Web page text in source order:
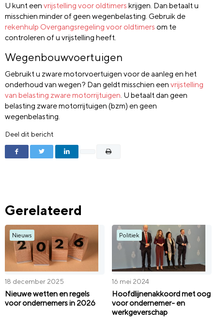
U kunt een vrijstelling voor oldtimers krijgen. Dan betaalt u
misschien minder of geen wegenbelasting. Gebruik de
rekenhulp Overgangsregeling voor oldtimers om te
controleren of u vrijstelling heeft.
Wegenbouwvoertuigen
Gebruikt u zware motorvoertuigen voor de aanleg en het
onderhoud van wegen? Dan geldt misschien een vrijstelling
van belasting zware motorrijtuigen. U betaalt dan geen
belasting zware motorrijtuigen (bzm) en geen
wegenbelasting.
Deel dit bericht
Gerelateerd
Nieuws
18 december 2025
Nieuwe wetten en regels
voor ondernemers in 2026
Politiek
16 mei 2024
Hoofdlijnenakkoord met oog
voor ondernemer- en
werkgeverschap